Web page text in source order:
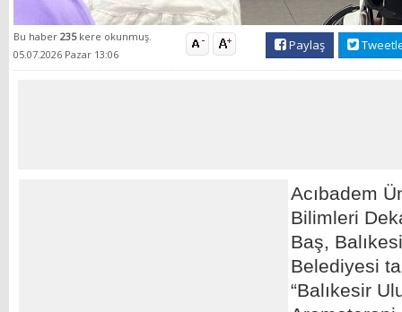
Bu haber 235 kere okunmuş.
05.07.2026 Pazar 13:06
Paylaş
Acıbadem
Bilimleri
Baş,
Belediyesi
“Balıkesir